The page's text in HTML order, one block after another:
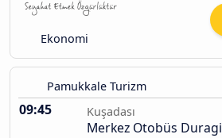
Ekonomi
Pamukkale Turizm
09:45 Kuşadası
Merkez Otobüs Duragi